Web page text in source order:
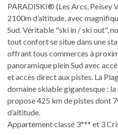
PARADISKI® (Les Arcs, Peisey
2100m d’altitude, avec
Sud. Véritable "ski in / ski out",
tout confort se situe dans une
offrant tous commerces à
panoramique plein Sud avec
et accès direct aux pistes. La
domaine skiable gigantesque :
propose 425 km de pistes dont
d’altitude.
Appartement classé 3*** et 3